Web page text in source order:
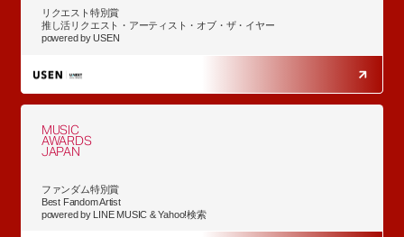
リクエスト特別賞
推し活リクエスト・アーティスト・オブ・ザ・イヤー
powered by USEN
MUSIC
AWARDS
JAPAN
ファンダム特別賞
Best Fandom Artist
powered by LINE MUSIC & Yahoo!検索